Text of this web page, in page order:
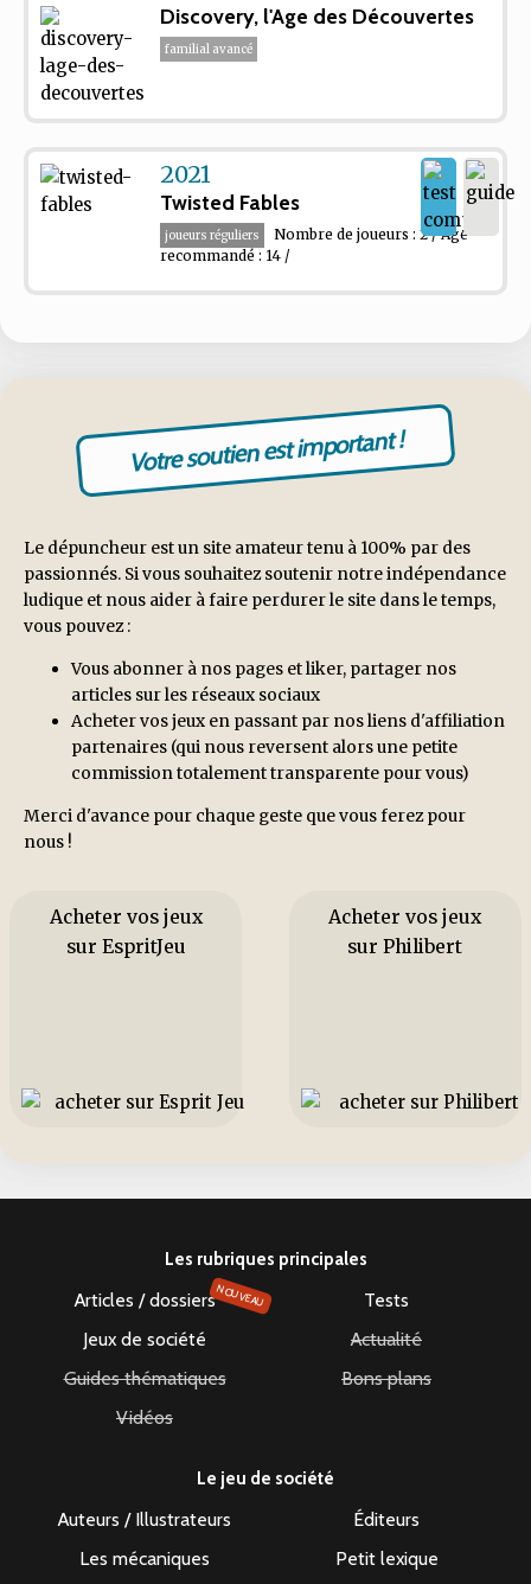
Discovery, l'Age des Découvertes
familial avancé
2021
Twisted Fables
joueurs réguliers
Nombre de joueurs : 2 / Âge
recommandé : 14 /
Votre soutien est important !
Le dépuncheur est un site amateur tenu à 100% par des
passionnés. Si vous souhaitez soutenir notre indépendance
ludique et nous aider à faire perdurer le site dans le temps,
vous pouvez :
Vous abonner à nos pages et liker, partager nos
articles sur les réseaux sociaux
Acheter vos jeux en passant par nos liens d'affiliation
partenaires (qui nous reversent alors une petite
commission totalement transparente pour vous)
Merci d'avance pour chaque geste que vous ferez pour
nous !
Acheter vos jeux
sur EspritJeu
Acheter vos jeux
sur Philibert
Les rubriques principales
Articles / dossiersNOUVEAU
Tests
Jeux de société
Actualité
Guides thématiques
Bons plans
Vidéos
Le jeu de société
Auteurs / Illustrateurs
Éditeurs
Les mécaniques
Petit lexique